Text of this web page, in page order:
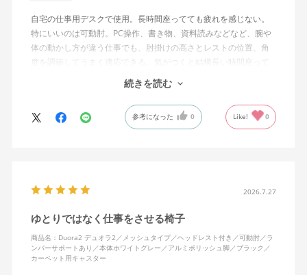
自宅の仕事用デスクで使用。長時間座ってても疲れを感じない。
特にいいのは可動肘。PC操作、書き物、資料読みなどなど、腕や
体の動かし方が違う仕事でも、肘掛けの高さとレストの位置、角
度を調節してうまく適応できる。気がつくと結構長い時間座って
ランバーサポートは思ったよりやさしいサポート。従来使ってい
た骨盤サポートチェアよりも支える感じは緩やかだが、姿勢の崩
の夏の暑さを考えてメッシュを選んで正解。暑気が上がる2階の仕
ープグリーンも爽やかさを感じさせてGOOD。
シンプルで機能性の高いバランスのとれたチェア。背面とヘッド
レストにもたれかかるような使い方はまだあまりしていないが、
続きを読む
参考になった 0 Like! 0
2026.7.27
ゆとりではなく仕事をさせる椅子
商品名：Duora2 デュオラ2／メッシュタイプ／ヘッドレスト付き／可動肘／ラ
ンバーサポートあり／本体ホワイトグレー／アルミポリッシュ脚／ブラック／
カーペット用キャスター